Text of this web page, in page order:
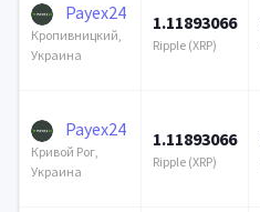
Payex24
Кропивницкий,
Украина
1.11893066
Ripple (XRP)
Payex24
Кривой Рог,
Украина
1.11893066
Ripple (XRP)